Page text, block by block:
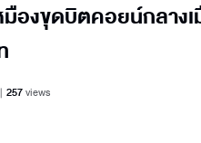
องขุดบิตคอยน์กลาง
257views